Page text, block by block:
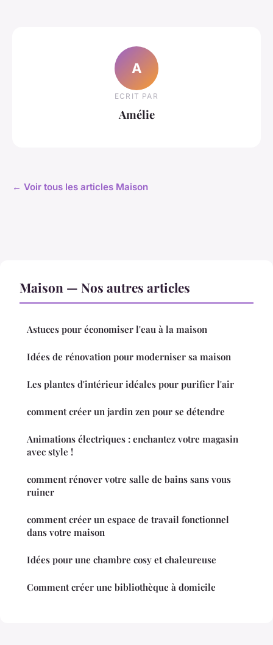
A
ECRIT PAR
Amélie
← Voir tous les articles Maison
Maison — Nos autres articles
Astuces pour économiser l'eau à la maison
Idées de rénovation pour moderniser sa maison
Les plantes d'intérieur idéales pour purifier l'air
comment créer un jardin zen pour se détendre
Animations électriques : enchantez votre magasin
avec style !
comment rénover votre salle de bains sans vous
ruiner
comment créer un espace de travail fonctionnel
dans votre maison
Idées pour une chambre cosy et chaleureuse
Comment créer une bibliothèque à domicile